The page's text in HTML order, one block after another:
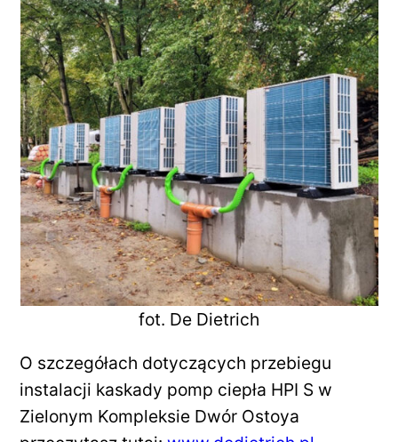
fot. De Dietrich
O szczegółach dotyczących przebiegu
instalacji kaskady pomp ciepła HPI S w
Zielonym Kompleksie Dwór Ostoya